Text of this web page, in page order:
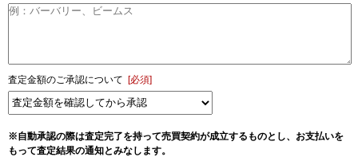
査定金額のご承認について [必須]
※自動承認の際は査定完了を持って売買契約が成立するものとし、お支払いを
もって査定結果の通知とみなします。